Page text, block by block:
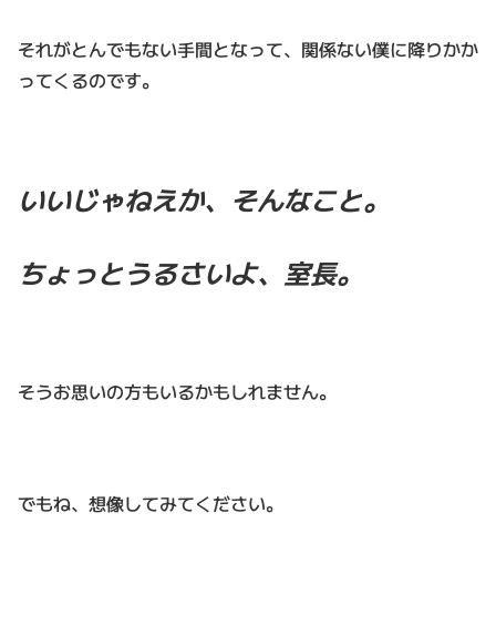
それがとんでもない手間となって、関係ない僕に降りかか
ってくるのです。
いいじゃねえか、そんなこと。
ちょっとうるさいよ、室長。
そうお思いの方もいるかもしれません。
でもね、想像してみてください。